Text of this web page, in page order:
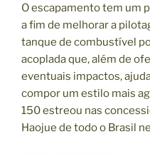
O escapamento tem um
a fim de melhorar a
tanque de combustível
acoplada que, além de
eventuais impactos,
compor um estilo mais
150 estreou nas
Haojue de todo o Brasil